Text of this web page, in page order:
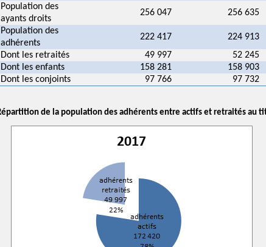
Population des
ayants droits
256 047 256 635
Population des
adhérents
222 417 224 913
Dont les retraités
49 997 52 245
Dont les enfants
158 281 158 903
Dont les conjoints
97 766 97 732
de la population des adhérents entre actifs et retraités au